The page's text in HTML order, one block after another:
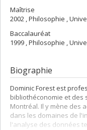
Maîtrise
2002 , Philosophie ,
Baccalauréat
1999 , Philosophie ,
Biographie
Dominic Forest est
bibliothéconomie et des
Montréal. Il y mène des
dans les domaines de
l'analyse des données